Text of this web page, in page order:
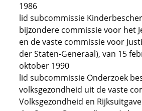
1986
lid subcommissie
bijzondere commissie voor het
en de vaste commissie voor
der Staten-Generaal), van 15
oktober 1990
lid subcommissie Onderzoek
volksgezondheid uit de vaste
Volksgezondheid en